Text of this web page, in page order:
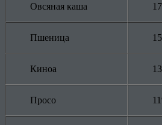
Овсяная каша
Пшеница
Киноа
Просо